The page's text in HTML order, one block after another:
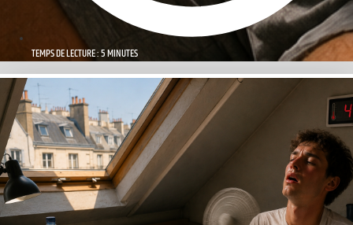
TEMPS DE LECTURE : 5 MINUTES